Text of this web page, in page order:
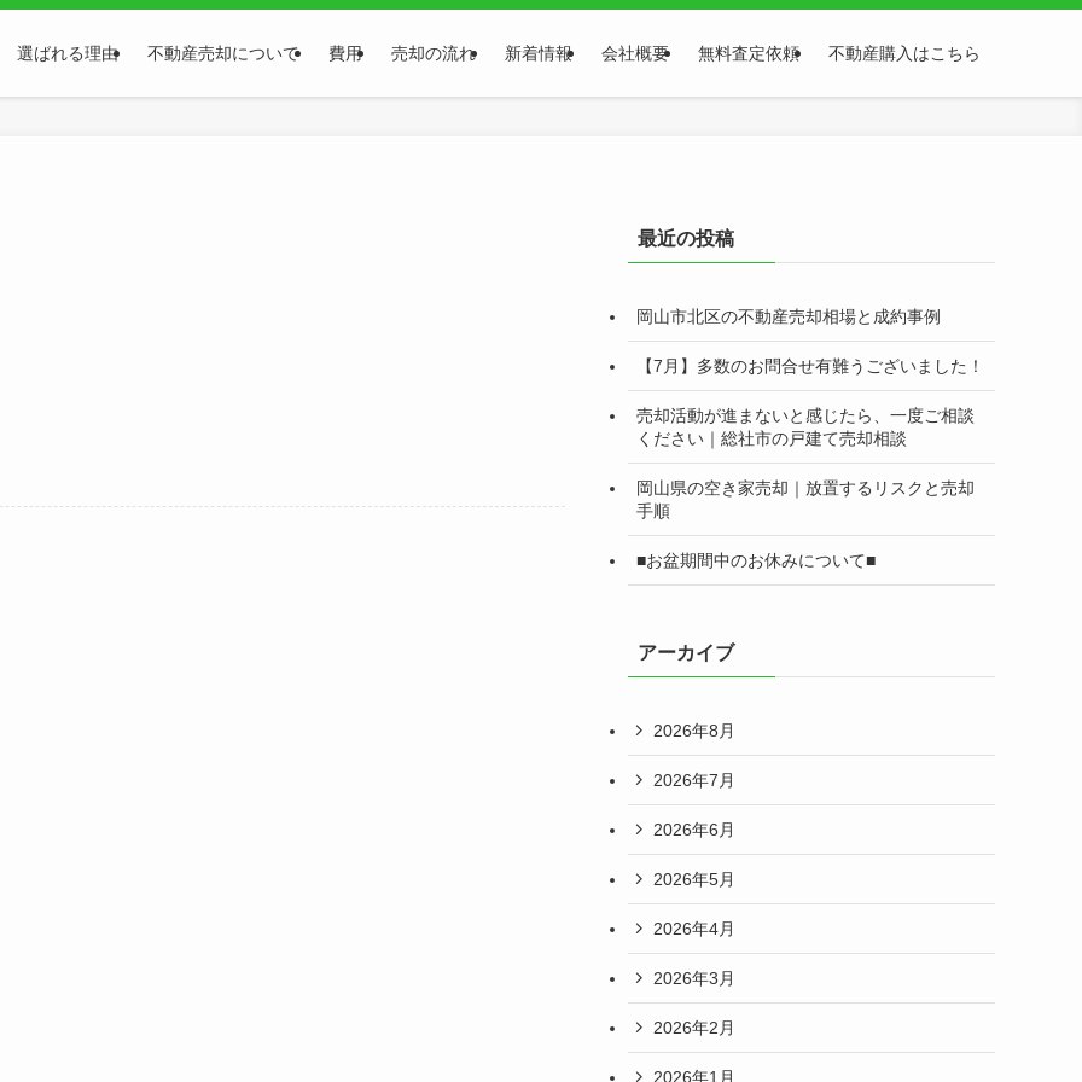
選ばれる理由 不動産売却について 費用 売却の流れ 新着情報 会社概要 無料査定依頼 不動産購入はこちら
最近の投稿
岡山市北区の不動産売却相場と成約事例
【7月】多数のお問合せ有難うございました！
売却活動が進まないと感じたら、一度ご相談
ください｜総社市の戸建て売却相談
岡山県の空き家売却｜放置するリスクと売却
手順
■お盆期間中のお休みについて■
アーカイブ
2026年8月
2026年7月
2026年6月
2026年5月
2026年4月
2026年3月
2026年2月
2026年1月